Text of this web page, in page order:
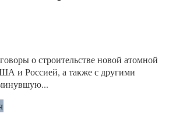
о строительстве новой атомной
и Россией, а также с другими